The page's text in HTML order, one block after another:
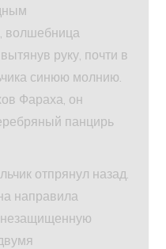
волшебница
руку, почти в
синюю молнию.
Фараха, он
панцирь
отпрянул назад.
направила